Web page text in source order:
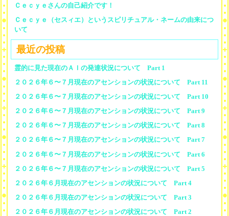
Ｃｅｃｙｅさんの自己紹介です！
Ｃｅｃｙｅ（セスィエ）というスピリチュアル・ネームの由来につ
いて
最近の投稿
霊的に見た現在のＡＩの発達状況について Part 1
２０２６年６〜７月現在のアセンションの状況について Part 11
２０２６年６〜７月現在のアセンションの状況について Part 10
２０２６年６〜７月現在のアセンションの状況について Part 9
２０２６年６〜７月現在のアセンションの状況について Part 8
２０２６年６〜７月現在のアセンションの状況について Part 7
２０２６年６〜７月現在のアセンションの状況について Part 6
２０２６年６〜７月現在のアセンションの状況について Part 5
２０２６年６月現在のアセンションの状況について Part 4
２０２６年６月現在のアセンションの状況について Part 3
２０２６年６月現在のアセンションの状況について Part 2